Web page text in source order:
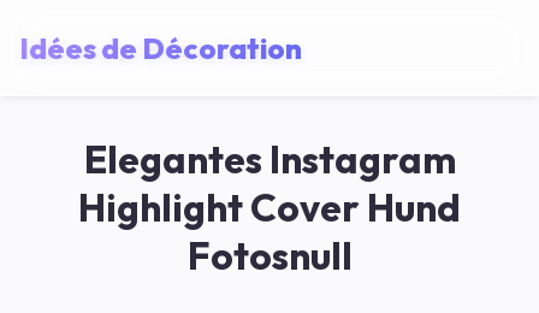
Idées de Décoration
Elegantes Instagram
Highlight Cover Hund
Fotosnull